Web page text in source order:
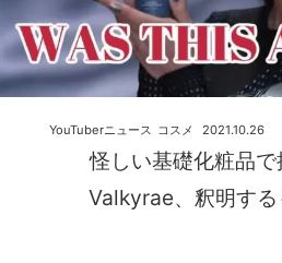
怪しい基礎化粧品
Valkyrae、釈明する
2021.10.26
YouTuberニュース コスメ